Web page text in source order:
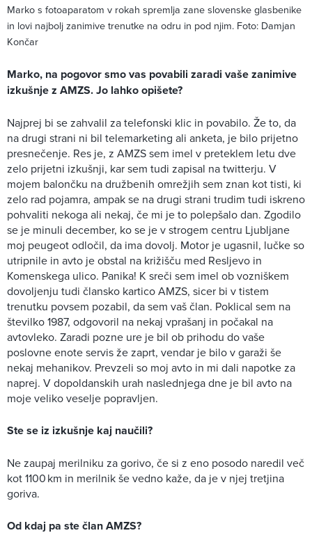
Marko s fotoaparatom v rokah spremlja zane slovenske glasbenike
in lovi najbolj zanimive trenutke na odru in pod njim. Foto: Damjan
Končar
Marko, na pogovor smo vas povabili zaradi vaše zanimive
izkušnje z AMZS. Jo lahko opišete?
Najprej bi se zahvalil za telefonski klic in povabilo. Že to, da
na drugi strani ni bil telemarketing ali anketa, je bilo prijetno
presnečenje. Res je, z AMZS sem imel v preteklem letu dve
zelo prijetni izkušnji, kar sem tudi zapisal na twitterju. V
mojem balončku na družbenih omrežjih sem znan kot tisti, ki
zelo rad pojamra, ampak se na drugi strani trudim tudi iskreno
pohvaliti nekoga ali nekaj, če mi je to polepšalo dan. Zgodilo
se je minuli december, ko se je v strogem centru Ljubljane
moj peugeot odločil, da ima dovolj. Motor je ugasnil, lučke so
utripnile in avto je obstal na križišču med Resljevo in
Komenskega ulico. Panika! K sreči sem imel ob vozniškem
dovoljenju tudi člansko kartico AMZS, sicer bi v tistem
trenutku povsem pozabil, da sem vaš član. Poklical sem na
številko 1987, odgovoril na nekaj vprašanj in počakal na
avtovleko. Zaradi pozne ure je bil ob prihodu do vaše
poslovne enote servis že zaprt, vendar je bilo v garaži še
nekaj mehanikov. Prevzeli so moj avto in mi dali napotke za
naprej. V dopoldanskih urah naslednjega dne je bil avto na
moje veliko veselje popravljen.
Ste se iz izkušnje kaj naučili?
Ne zaupaj merilniku za gorivo, če si z eno posodo naredil več
kot 1100 km in merilnik še vedno kaže, da je v njej tretjina
goriva.
Od kdaj pa ste član AMZS?